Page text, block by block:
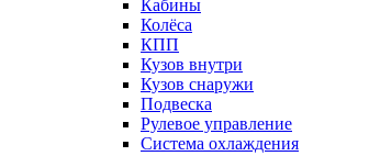
Кабины
Колёса
КПП
Кузов внутри
Кузов снаружи
Подвеска
Рулевое управление
Система охлаждения